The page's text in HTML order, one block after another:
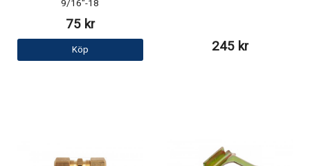
9/16"-18
75 kr
Köp 245 kr